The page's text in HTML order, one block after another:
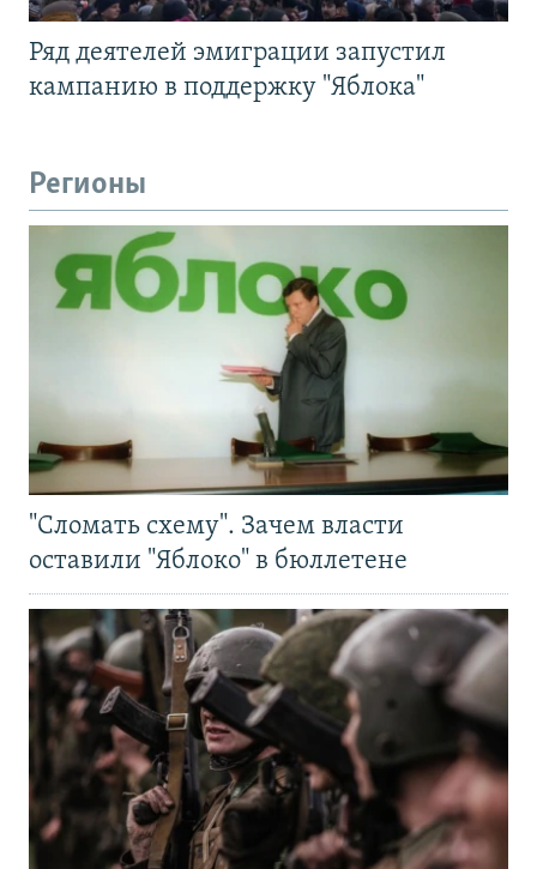
Ряд деятелей эмиграции запустил
кампанию в поддержку "Яблока"
Регионы
"Сломать схему". Зачем власти
оставили "Яблоко" в бюллетене